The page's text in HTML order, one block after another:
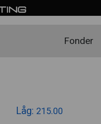
Fonder
Låg: 215.00